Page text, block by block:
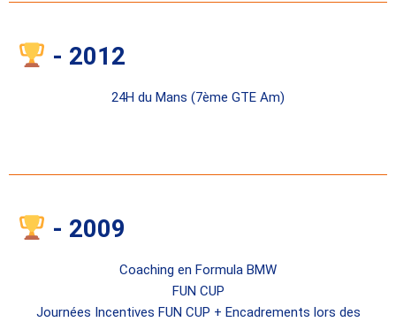
- 2012
24H du Mans (7ème GTE Am)
- 2009
Coaching en Formula BMW
FUN CUP
Journées Incentives FUN CUP + Encadrements lors des